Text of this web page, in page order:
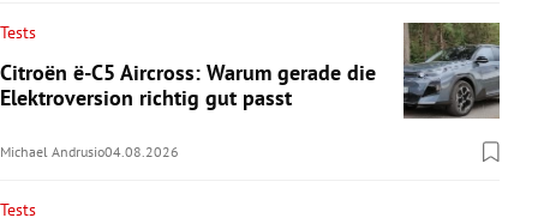
Tests
Citroën ë-C5 Aircross: Warum gerade die
Elektroversion richtig gut passt
Michael Andrusio04.08.2026
Tests